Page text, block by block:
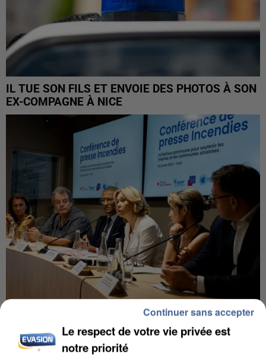
IL TUE SON FILS ET ENVOIE DES PHOTOS À SON
EX-COMPAGNE À NICE
INCENDIES : L’ÎLE-DE-FRANCE LANCE UN ÉLAN
DE SOLIDARITÉ AVEC LES...
Le respect de votre vie privée est
notre priorité
Continuer sans accepter